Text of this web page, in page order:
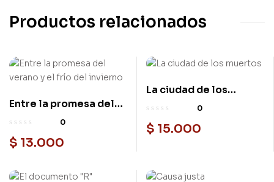
Productos relacionados
Entre la promesa del
verano y el frío del
0
$ 13.000
La ciudad de los
muertos
0
$ 15.000